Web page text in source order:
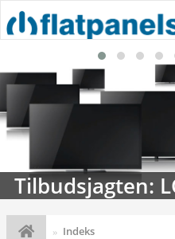
Tilbudsjagten:
Indeks